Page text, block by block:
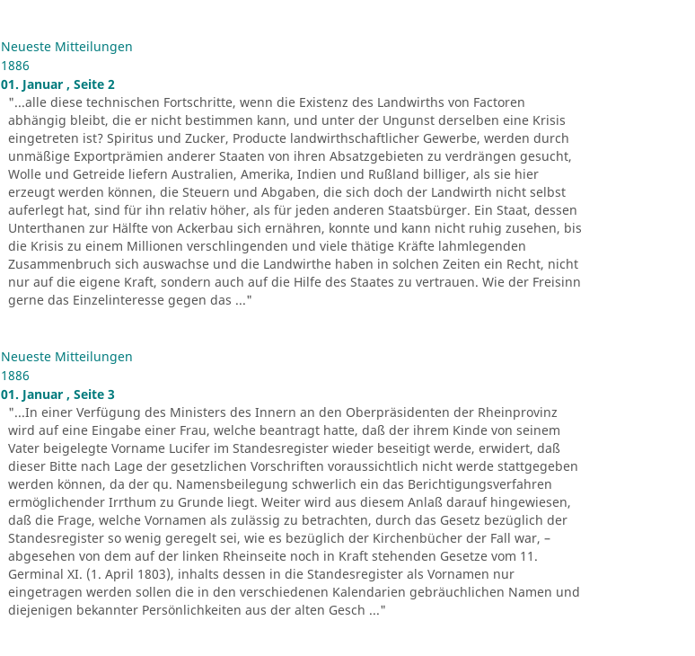
Neueste Mitteilungen
1886
01. Januar , Seite 2
"...alle diese technischen Fortschritte, wenn die Existenz des Landwirths von Factoren
abhängig bleibt, die er nicht bestimmen kann, und unter der Ungunst derselben eine Krisis
eingetreten ist? Spiritus und Zucker, Producte landwirthschaftlicher Gewerbe, werden durch
unmäßige Exportprämien anderer Staaten von ihren Absatzgebieten zu verdrängen gesucht,
Wolle und Getreide liefern Australien, Amerika, Indien und Rußland billiger, als sie hier
erzeugt werden können, die Steuern und Abgaben, die sich doch der Landwirth nicht selbst
auferlegt hat, sind für ihn relativ höher, als für jeden anderen Staatsbürger. Ein Staat, dessen
Unterthanen zur Hälfte von Ackerbau sich ernähren, konnte und kann nicht ruhig zusehen, bis
die Krisis zu einem Millionen verschlingenden und viele thätige Kräfte lahmlegenden
Zusammenbruch sich auswachse und die Landwirthe haben in solchen Zeiten ein Recht, nicht
nur auf die eigene Kraft, sondern auch auf die Hilfe des Staates zu vertrauen. Wie der Freisinn
gerne das Einzelinteresse gegen das ..."
Neueste Mitteilungen
1886
01. Januar , Seite 3
"...In einer Verfügung des Ministers des Innern an den Oberpräsidenten der Rheinprovinz
wird auf eine Eingabe einer Frau, welche beantragt hatte, daß der ihrem Kinde von seinem
Vater beigelegte Vorname Lucifer im Standesregister wieder beseitigt werde, erwidert, daß
dieser Bitte nach Lage der gesetzlichen Vorschriften voraussichtlich nicht werde stattgegeben
werden können, da der qu. Namensbeilegung schwerlich ein das Berichtigungsverfahren
ermöglichender Irrthum zu Grunde liegt. Weiter wird aus diesem Anlaß darauf hingewiesen,
daß die Frage, welche Vornamen als zulässig zu betrachten, durch das Gesetz bezüglich der
Standesregister so wenig geregelt sei, wie es bezüglich der Kirchenbücher der Fall war, –
abgesehen von dem auf der linken Rheinseite noch in Kraft stehenden Gesetze vom 11.
Germinal XI. (1. April 1803), inhalts dessen in die Standesregister als Vornamen nur
eingetragen werden sollen die in den verschiedenen Kalendarien gebräuchlichen Namen und
diejenigen bekannter Persönlichkeiten aus der alten Gesch ..."